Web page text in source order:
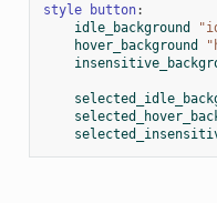
style button:
idle_background
hover_background